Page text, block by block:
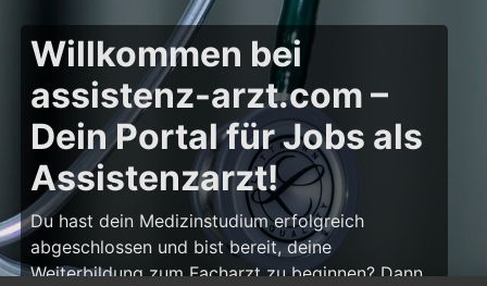
Willkommen bei
assistenz-arzt.com –
Dein Portal für Jobs als
Assistenzarzt!
Du hast dein Medizinstudium erfolgreich
abgeschlossen und bist bereit, deine
Weiterbildung zum Facharzt zu beginnen? Dann